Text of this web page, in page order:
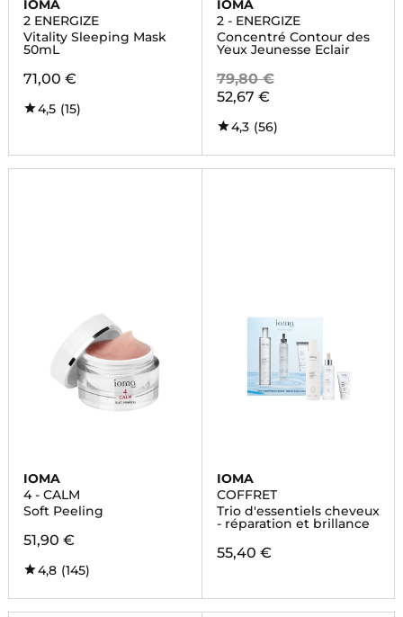
IOMA
2 ENERGIZE
Vitality Sleeping Mask
50mL
71,00 €
4,5 (15)
IOMA
2 - ENERGIZE
Concentré Contour des
Yeux Jeunesse Eclair
79,80 €
52,67 €
4,3 (56)
IOMA
4 - CALM
Soft Peeling
51,90 €
4,8 (145)
IOMA
COFFRET
Trio d'essentiels cheveux
- réparation et brillance
55,40 €